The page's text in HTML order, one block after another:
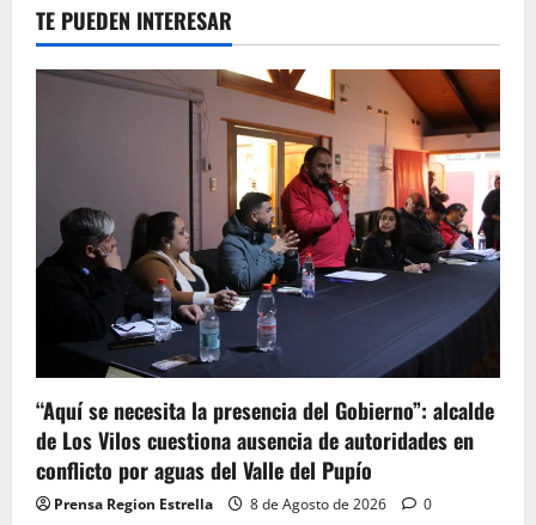
TE PUEDEN INTERESAR
“Aquí se necesita la presencia del Gobierno”: alcalde
de Los Vilos cuestiona ausencia de autoridades en
conflicto por aguas del Valle del Pupío
Prensa Region Estrella 8 de Agosto de 2026 0